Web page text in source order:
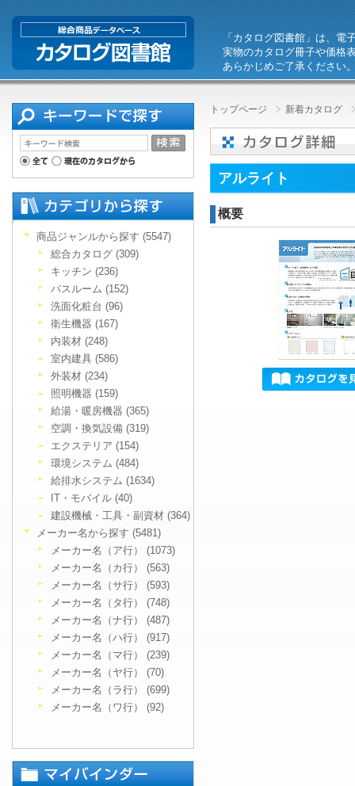
「カタログ図書館」は、電
実物のカタログ冊子や価格
あらかじめご了承ください
トップページ 新着カタログ
アルライト
概要
商品ジャンルから探す (5547)
総合カタログ (309)
キッチン (236)
バスルーム (152)
洗面化粧台 (96)
衛生機器 (167)
内装材 (248)
室内建具 (586)
外装材 (234)
照明機器 (159)
給湯・暖房機器 (365)
空調・換気設備 (319)
エクステリア (154)
環境システム (484)
給排水システム (1634)
IT・モバイル (40)
建設機械・工具・副資材 (364)
メーカー名から探す (5481)
メーカー名（ア行） (1073)
メーカー名（カ行） (563)
メーカー名（サ行） (593)
メーカー名（タ行） (748)
メーカー名（ナ行） (487)
メーカー名（ハ行） (917)
メーカー名（マ行） (239)
メーカー名（ヤ行） (70)
メーカー名（ラ行） (699)
メーカー名（ワ行） (92)